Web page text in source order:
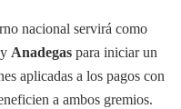
nacional servirá como
Anadegas para iniciar un
aplicadas a los pagos con
a ambos gremios.